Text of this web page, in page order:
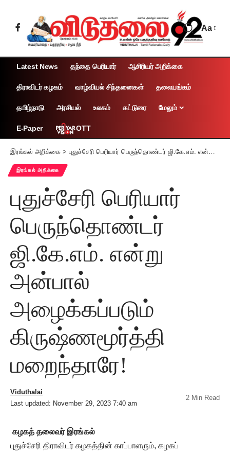
Aa
Latest News தந்தை பெரியார் ஆசிரியர் அறிக்கை
திராவிடர் கழகம் வாழ்வியல் சிந்தனைகள் தலையங்கம்
தமிழ்நாடு அரசியல் உலகம் கட்டுரை மேலும்
E-Paper OTT
இரங்கல் அறிக்கை > புதுச்சேரி பெரியார் பெருந்தொண்டர் ஜி.கே.எம். என்று அன்பால் அழைக்கப்படும் கிருஷ்ணமூர்த்தி மறைந்தாரே!
இரங்கல் அறிக்கை
புதுச்சேரி பெரியார்
பெருந்தொண்டர்
ஜி.கே.எம். என்று
அன்பால்
அழைக்கப்படும்
கிருஷ்ணமூர்த்தி
மறைந்தாரே!
Last updated: November 29, 2023 7:40 am
Viduthalai
2 Min Read
கழகத் தலைவர் இரங்கல்
புதுச்சேரி திராவிடர் கழகத்தின் காப்பாளரும், கழகப்